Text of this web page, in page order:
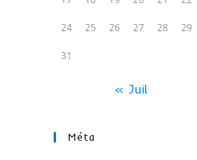
24 25 26 27 28 29
31
« Juil
Méta